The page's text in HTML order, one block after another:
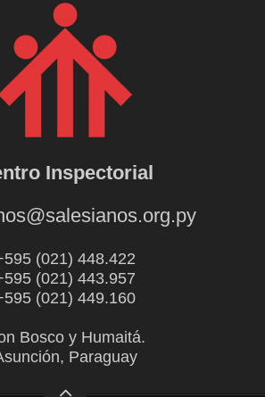
Inspectorial
(021) 448.422
(021) 443.957
(021) 449.160
Bosco y Humaitá.
Paraguay